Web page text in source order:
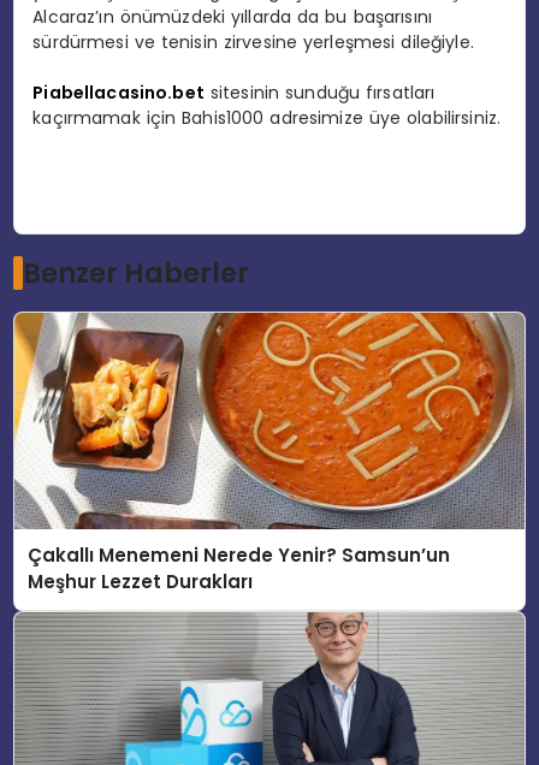
Alcaraz’ın önümüzdeki yıllarda da bu başarısını
sürdürmesi ve tenisin zirvesine yerleşmesi dileğiyle.
Piabellacasino.bet sitesinin sunduğu fırsatları
kaçırmamak için Bahis1000 adresimize üye olabilirsiniz.
Benzer Haberler
Çakallı Menemeni Nerede Yenir? Samsun’un
Meşhur Lezzet Durakları